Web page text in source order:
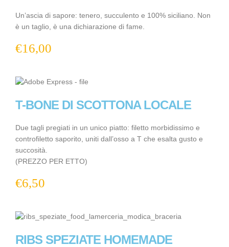
Un’ascia di sapore: tenero, succulento e 100% siciliano. Non
è un taglio, è una dichiarazione di fame.
€16,00
T-BONE DI SCOTTONA LOCALE
Due tagli pregiati in un unico piatto: filetto morbidissimo e
controfiletto saporito, uniti dall’osso a T che esalta gusto e
succosità.
(PREZZO PER ETTO)
€6,50
RIBS SPEZIATE HOMEMADE